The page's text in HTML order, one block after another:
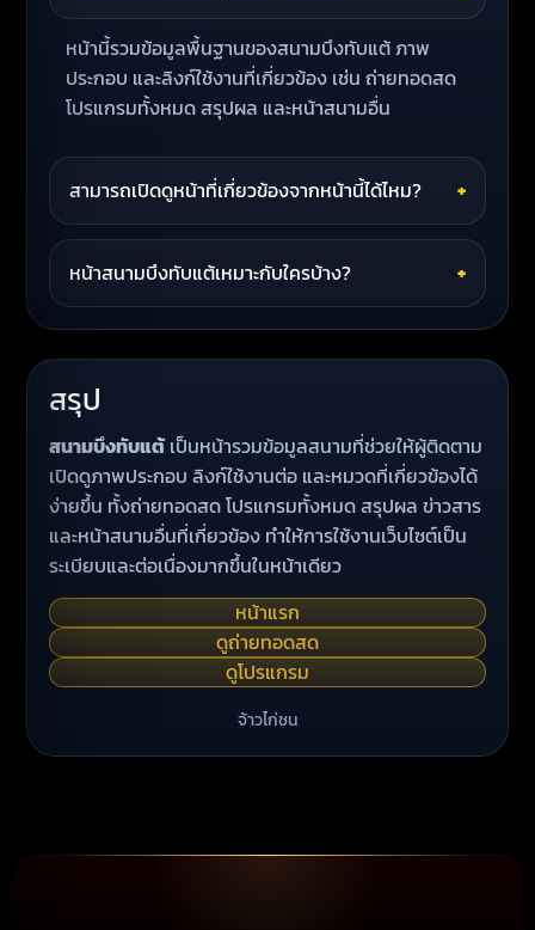
หน้านี้รวมข้อมูลพื้นฐานของสนามบึงทับแต้ ภาพ
ประกอบ และลิงก์ใช้งานที่เกี่ยวข้อง เช่น ถ่ายทอดสด
โปรแกรมทั้งหมด สรุปผล และหน้าสนามอื่น
สามารถเปิดดูหน้าที่เกี่ยวข้องจากหน้านี้ได้ไหม? +
หน้าสนามบึงทับแต้เหมาะกับใครบ้าง? +
สรุป
สนามบึงทับแต้เป็นหน้ารวมข้อมูลสนามที่ช่วยให้ผู้ติดตาม
เปิดดูภาพประกอบ ลิงก์ใช้งานต่อ และหมวดที่เกี่ยวข้องได้
ง่ายขึ้น ทั้งถ่ายทอดสด โปรแกรมทั้งหมด สรุปผล ข่าวสาร
และหน้าสนามอื่นที่เกี่ยวข้อง ทำให้การใช้งานเว็บไซต์เป็น
ระเบียบและต่อเนื่องมากขึ้นในหน้าเดียว
หน้าแรก
ดูถ่ายทอดสด
ดูโปรแกรม
จ้าวไก่ชน